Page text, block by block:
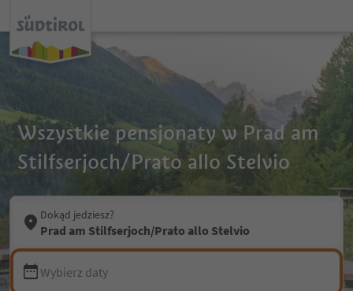
Wszystkie pensjonaty w Prad am
Stilfserjoch/Prato allo Stelvio
Dokąd jedziesz?
Prad am Stilfserjoch/Prato allo Stelvio
Wybierz daty